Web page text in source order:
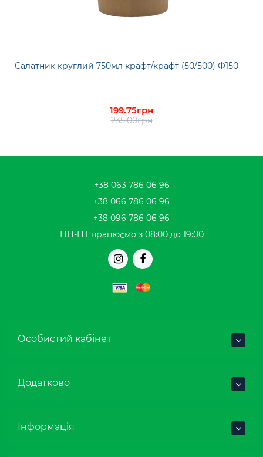
Салатник круглий 750мл крафт/крафт (50/500) Ф150
199.75грн
235.00грн
+38 063 786 06 96
+38 066 786 06 96
+38 096 786 06 96
ПН-ПТ працюємо з 08:00 до 19:00
Особистий кабінет
Додатково
Інформація